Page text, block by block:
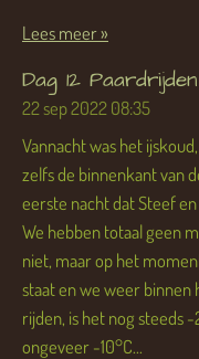
Lees meer »
Dag 12 Paardrijden
22 sep 202208:35
Vannacht was het
zelfs de binnenkant van
eerste nacht dat Steef
We hebben totaal geen
niet, maar op het
staat en we weer
rijden, is het nog steeds
ongeveer -10°C...